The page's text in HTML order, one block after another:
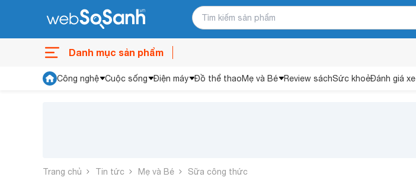
Danh mục sản phẩm
Công nghệ Cuộc sống Điện máy Đồ thể thaoMẹ và Bé Review sáchSức khoẻĐánh giá xe
Trang chủ Tin tức Mẹ và Bé Sữa công thức